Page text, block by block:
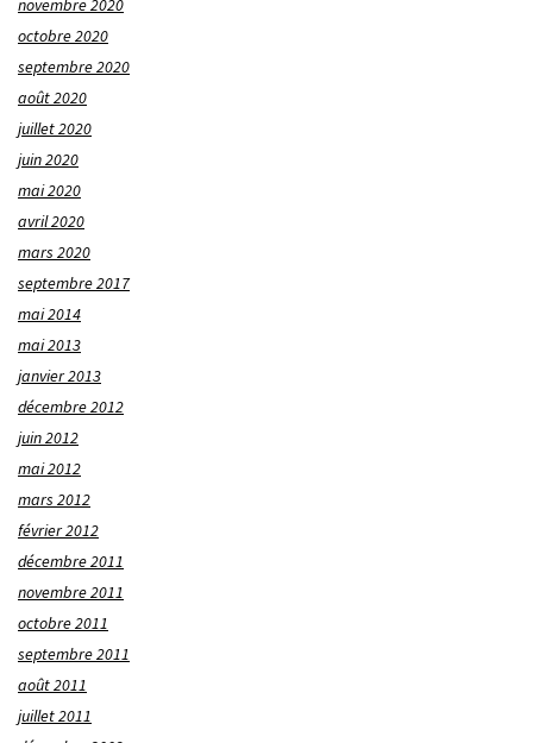
novembre 2020
octobre 2020
septembre 2020
août 2020
juillet 2020
juin 2020
mai 2020
avril 2020
mars 2020
septembre 2017
mai 2014
mai 2013
janvier 2013
décembre 2012
juin 2012
mai 2012
mars 2012
février 2012
décembre 2011
novembre 2011
octobre 2011
septembre 2011
août 2011
juillet 2011